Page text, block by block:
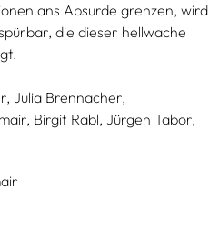
ans Absurde grenzen, wird
die dieser hellwache
Julia Brennacher,
Birgit Rabl, Jürgen Tabor,